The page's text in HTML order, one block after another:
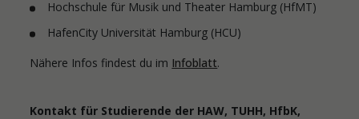
Hochschule für Musik und Theater Hamburg (HfMT)
HafenCity Universität Hamburg (HCU)
Nähere Infos findest du im Infoblatt.
Kontakt für Studierende der HAW, TUHH, HfbK,